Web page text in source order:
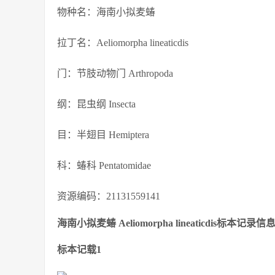
物种名：海南小拟麦蝽
拉丁名：Aeliomorpha lineaticdis
门：节肢动物门 Arthropoda
纲：昆虫纲 Insecta
目：半翅目 Hemiptera
科：蝽科 Pentatomidae
资源编码：21131559141
海南小拟麦蝽 Aeliomorpha lineaticdis标本记录信息
标本记载1